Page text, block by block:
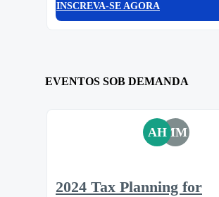
INSCREVA-SE AGORA
EVENTOS SOB DEMANDA
AHMM
2024 Tax Planning for